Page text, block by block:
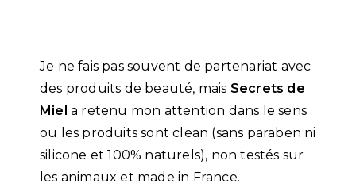
Je ne fais pas souvent de partenariat avec
des produits de beauté, mais Secrets de
Miel a retenu mon attention dans le sens
ou les produits sont clean (sans paraben ni
silicone et 100% naturels), non testés sur
les animaux et made in France.